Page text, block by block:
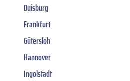
Duisburg
Frankfurt
Gütersloh
Hannover
Ingolstadt